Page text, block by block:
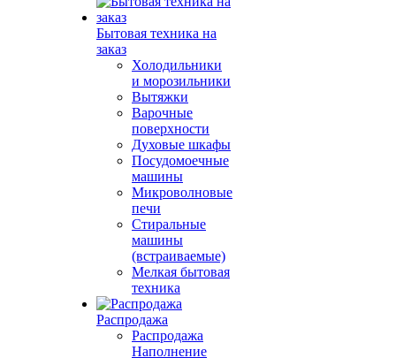
Бытовая техника на
заказ
Холодильники
и морозильники
Вытяжки
Варочные
поверхности
Духовые шкафы
Посудомоечные
машины
Микроволновые
печи
Стиральные
машины
(встраиваемые)
Мелкая бытовая
техника
Распродажа
Распродажа
Наполнение